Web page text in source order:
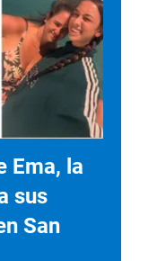
Ema, la
sus
San